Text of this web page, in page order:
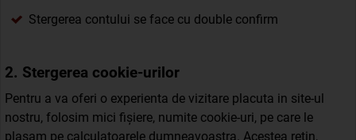
Stergerea contului se face cu double confirm
2. Stergerea cookie-urilor
Pentru a va oferi o experienta de vizitare placuta in site-ul
nostru, folosim mici fișiere, numite cookie-uri, pe care le
plasam pe calculatoarele dumneavoastra. Acestea retin,